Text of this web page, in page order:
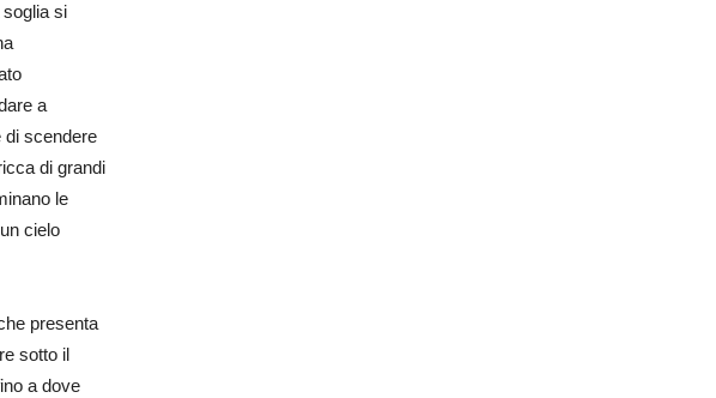
soglia si
a
di scendere
di grandi
le
cielo
presenta
sotto il
a dove